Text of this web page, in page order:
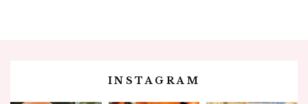
INSTAGRAM